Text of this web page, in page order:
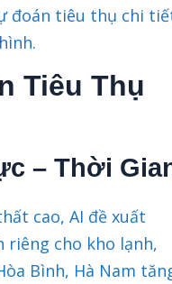
đoán tiêu thụ chi
Tiêu Thụ
– Thời
cao, AI đề xuất
riêng cho kho lạnh,
Bình, Hà Nam